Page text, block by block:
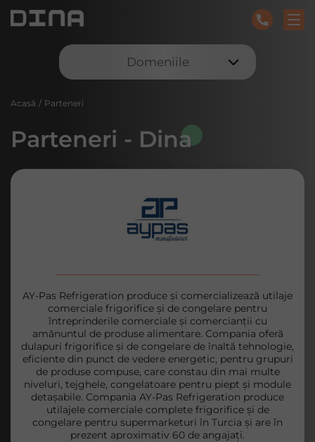
Domeniile
Acasă / Parteneri
Parteneri - Dina
AY-Pas Refrigeration produce și comercializează utilaje
comerciale frigorifice și de congelare pentru
întreprinderile comerciale și comercianții cu
amănuntul de produse alimentare. Compania oferă
dulapuri frigorifice și de congelare de înaltă tehnologie,
eficiente din punct de vedere energetic, pentru grupuri
de produse compuse, care constau din mai multe
niveluri, tejghele, congelatoare pentru piept și module
detașabile. Compania AY-Pas Refrigeration produce
utilajele comerciale complete frigorifice și de
congelare pentru supermarketuri în Turcia și are în
prezent aproximativ 60 de angajați.